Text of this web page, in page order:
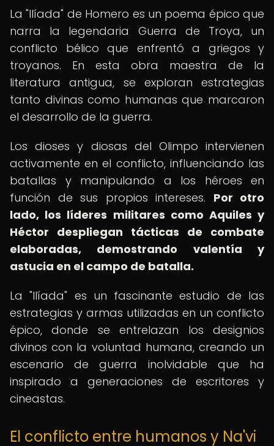
La "Ilíada" de Homero es un poema épico que
narra la legendaria Guerra de Troya, un
conflicto bélico que enfrentó a griegos y
troyanos. En esta obra maestra de la
literatura antigua, se exploran estrategias
tanto divinas como humanas que marcaron
el desarrollo de la guerra.
Los dioses y diosas del Olimpo intervienen
activamente en el conflicto, influenciando las
batallas y manipulando a los héroes en
función de sus propios intereses. Por otro
lado, los líderes militares como Aquiles y
Héctor despliegan tácticas de combate
elaboradas, demostrando valentía y
astucia en el campo de batalla.
La "Ilíada" es un fascinante estudio de las
estrategias y armas utilizadas en un conflicto
épico, donde se entrelazan los designios
divinos con la voluntad humana, creando un
escenario de guerra inolvidable que ha
inspirado a generaciones de escritores y
cineastas.
El conflicto entre humanos y Na'vi